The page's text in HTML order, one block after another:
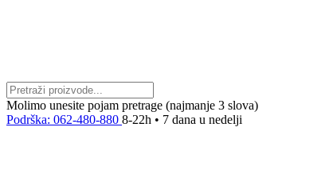
Molimo unesite pojam pretrage (najmanje 3 slova)
Podrška: 062-480-880 8-22h • 7 dana u nedelji